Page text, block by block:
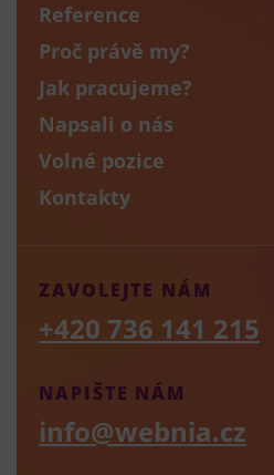
Reference
Proč právě my?
Jak pracujeme?
Napsali o nás
Volné pozice
Kontakty
NAPIŠTE NÁM
info@webnia.cz
ZAVOLEJTE NÁM
+420 736 141 215